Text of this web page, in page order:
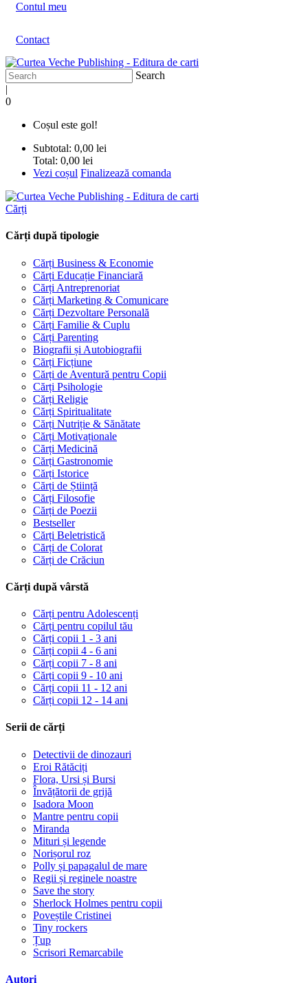
Contul meu
Contact
Search
|
0
Coșul este gol!
Subtotal: 0,00 lei
Total: 0,00 lei
Vezi coșul Finalizează comanda
Cărți
Cărți după tipologie
Cărți Business & Economie
Cărți Educație Financiară
Cărți Antreprenoriat
Cărți Marketing & Comunicare
Cărți Dezvoltare Personală
Cărți Familie & Cuplu
Cărți Parenting
Biografii și Autobiografii
Cărți Ficțiune
Cărți de Aventură pentru Copii
Cărți Psihologie
Cărți Religie
Cărți Spiritualitate
Cărți Nutriție & Sănătate
Cărți Motivaționale
Cărți Medicină
Cărți Gastronomie
Cărți Istorice
Cărți de Știință
Cărți Filosofie
Cărți de Poezii
Bestseller
Cărți Beletristică
Cărți de Colorat
Cărți de Crăciun
Cărți după vârstă
Cărți pentru Adolescenți
Cărți pentru copilul tău
Cărți copii 1 - 3 ani
Cărți copii 4 - 6 ani
Cărți copii 7 - 8 ani
Cărți copii 9 - 10 ani
Cărți copii 11 - 12 ani
Cărți copii 12 - 14 ani
Serii de cărți
Detectivii de dinozauri
Eroi Rătăciți
Flora, Ursi și Bursi
Învățătorii de grijă
Isadora Moon
Mantre pentru copii
Miranda
Mituri și legende
Norișorul roz
Polly și papagalul de mare
Regii și reginele noastre
Save the story
Sherlock Holmes pentru copii
Poveștile Cristinei
Tiny rockers
Țup
Scrisori Remarcabile
Autori